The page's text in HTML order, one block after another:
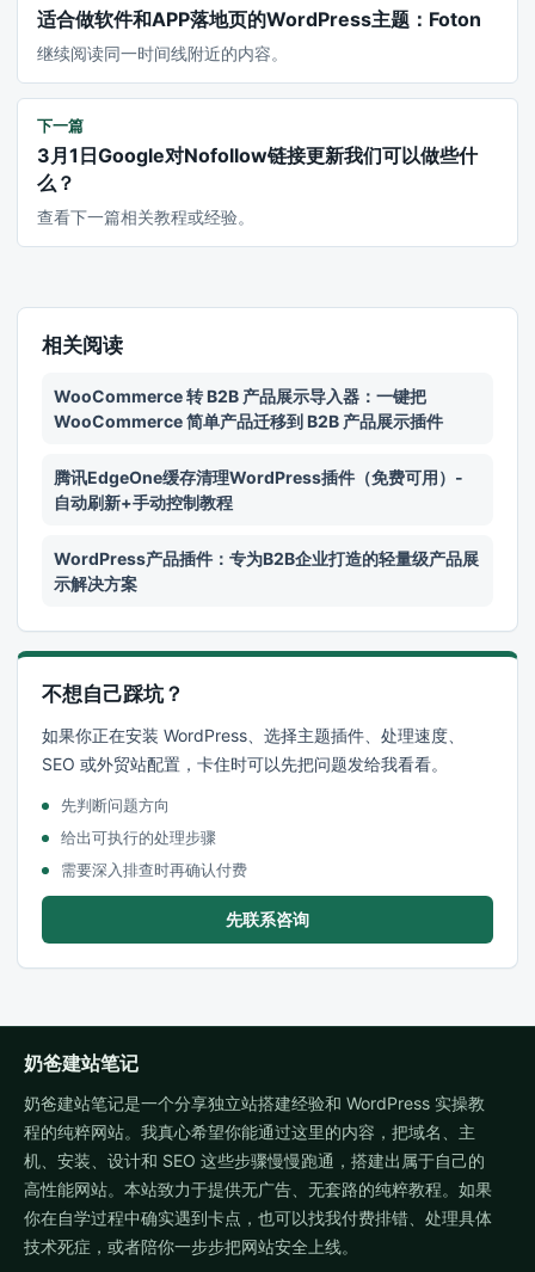
适合做软件和APP落地页的WordPress主题：Foton
继续阅读同一时间线附近的内容。
下一篇
3月1日Google对Nofollow链接更新我们可以做些什
么？
查看下一篇相关教程或经验。
相关阅读
WooCommerce 转 B2B 产品展示导入器：一键把
WooCommerce 简单产品迁移到 B2B 产品展示插件
腾讯EdgeOne缓存清理WordPress插件（免费可用）-
自动刷新+手动控制教程
WordPress产品插件：专为B2B企业打造的轻量级产品展
示解决方案
不想自己踩坑？
如果你正在安装 WordPress、选择主题插件、处理速度、
SEO 或外贸站配置，卡住时可以先把问题发给我看看。
先判断问题方向
给出可执行的处理步骤
需要深入排查时再确认付费
先联系咨询
奶爸建站笔记
奶爸建站笔记是一个分享独立站搭建经验和 WordPress 实操教
程的纯粹网站。我真心希望你能通过这里的内容，把域名、主
机、安装、设计和 SEO 这些步骤慢慢跑通，搭建出属于自己的
高性能网站。本站致力于提供无广告、无套路的纯粹教程。如果
你在自学过程中确实遇到卡点，也可以找我付费排错、处理具体
技术死症，或者陪你一步步把网站安全上线。